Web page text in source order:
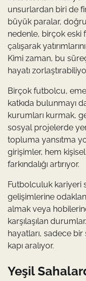
unsurlardan biri de
büyük paralar,
nedenle, birçok eski
çalışarak
Kimi zaman, bu
hayatı
Birçok futbolcu,
katkıda bulunmayı
kurumları kurmak,
sosyal projelerde yer
topluma yansıtma
girişimler, hem
farkındalığı artırıyor.
Futbolculuk kariyeri
gelişimlerine
almak veya
karşılaşılan
hayatları, sadece
kapı aralıyor.
Yeşil